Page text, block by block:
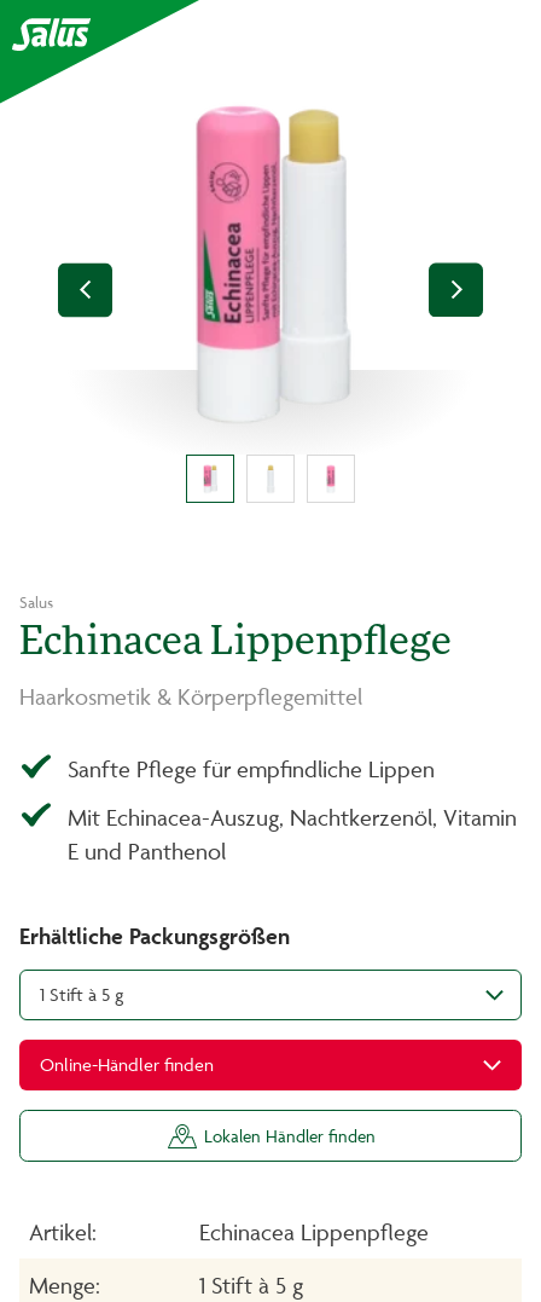
Salus
Echinacea Lippenpflege
Haarkosmetik & Körperpflegemittel
Sanfte Pflege für empfindliche Lippen
Mit Echinacea-Auszug, Nachtkerzenöl, Vitamin
E und Panthenol
Erhältliche Packungsgrößen
1 Stift à 5 g
Online-Händler finden
Lokalen Händler finden
Artikel:
Echinacea Lippenpflege
Menge:
1 Stift à 5 g